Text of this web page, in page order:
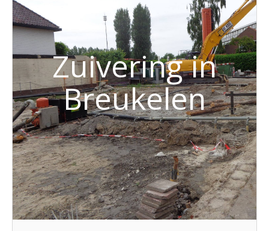
Zuivering in
Breukelen